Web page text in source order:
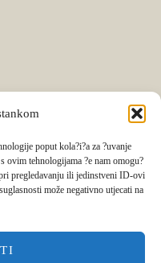
poput kola?i?a za ?uvanje
ovim tehnologijama ?e nam omogu?
pregledavanju ili jedinstveni ID-ovi
može negativno utjecati na